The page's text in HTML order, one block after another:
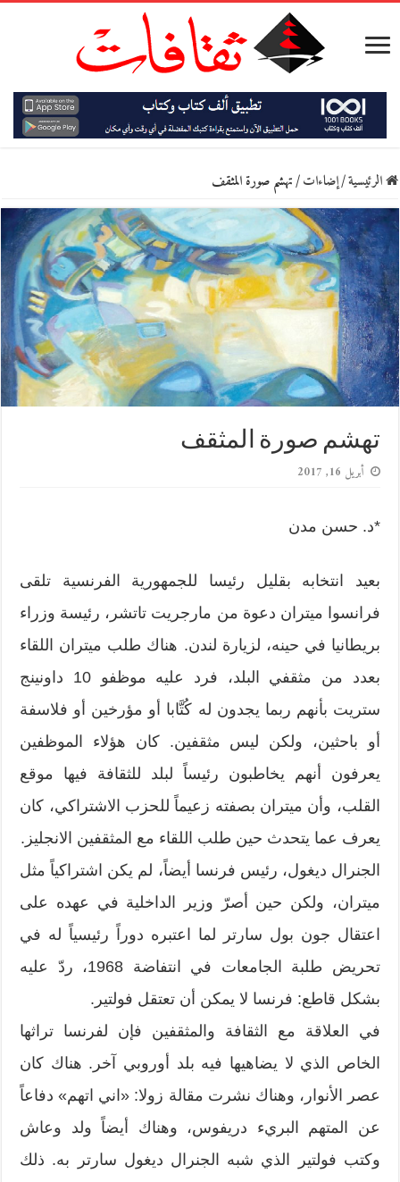
الرئيسية/إضاءات/تهشم صورة المثقف
تهشم صورة المثقف
أبريل 16, 2017
*د. حسن مدن
بعيد انتخابه بقليل رئيسا للجمهورية الفرنسية تلقى
فرانسوا ميتران دعوة من مارجريت تاتشر، رئيسة وزراء
بريطانيا في حينه، لزيارة لندن. هناك طلب ميتران اللقاء
بعدد من مثقفي البلد، فرد عليه موظفو 10 داونينج
ستريت بأنهم ربما يجدون له كُتَّابا أو مؤرخين أو فلاسفة
أو باحثين، ولكن ليس مثقفين. كان هؤلاء الموظفين
يعرفون أنهم يخاطبون رئيساً لبلد للثقافة فيها موقع
القلب، وأن ميتران بصفته زعيماً للحزب الاشتراكي، كان
يعرف عما يتحدث حين طلب اللقاء مع المثقفين الانجليز.
الجنرال ديغول، رئيس فرنسا أيضاً، لم يكن اشتراكياً مثل
ميتران، ولكن حين أصرّ وزير الداخلية في عهده على
اعتقال جون بول سارتر لما اعتبره دوراً رئيسياً له في
تحريض طلبة الجامعات في انتفاضة 1968، ردّ عليه
بشكل قاطع: فرنسا لا يمكن أن تعتقل فولتير.
في العلاقة مع الثقافة والمثقفين فإن لفرنسا تراثها
الخاص الذي لا يضاهيها فيه بلد أوروبي آخر. هناك كان
عصر الأنوار، وهناك نشرت مقالة زولا: «اني اتهم» دفاعاً
عن المتهم البريء دريفوس، وهناك أيضاً ولد وعاش
وكتب فولتير الذي شبه الجنرال ديغول سارتر به. ذلك